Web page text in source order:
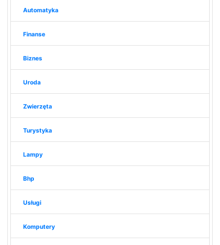
Automatyka
Finanse
Biznes
Uroda
Zwierzęta
Turystyka
Lampy
Bhp
Usługi
Komputery